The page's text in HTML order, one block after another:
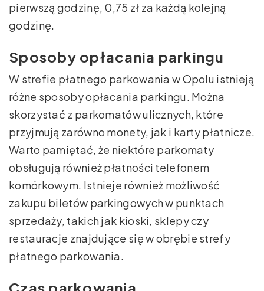
pierwszą godzinę, 0,75 zł za każdą kolejną
godzinę.
Sposoby opłacania parkingu
W strefie płatnego parkowania w Opolu istnieją
różne sposoby opłacania parkingu. Można
skorzystać z parkomatów ulicznych, które
przyjmują zarówno monety, jak i karty płatnicze.
Warto pamiętać, że niektóre parkomaty
obsługują również płatności telefonem
komórkowym. Istnieje również możliwość
zakupu biletów parkingowych w punktach
sprzedaży, takich jak kioski, sklepy czy
restauracje znajdujące się w obrębie strefy
płatnego parkowania.